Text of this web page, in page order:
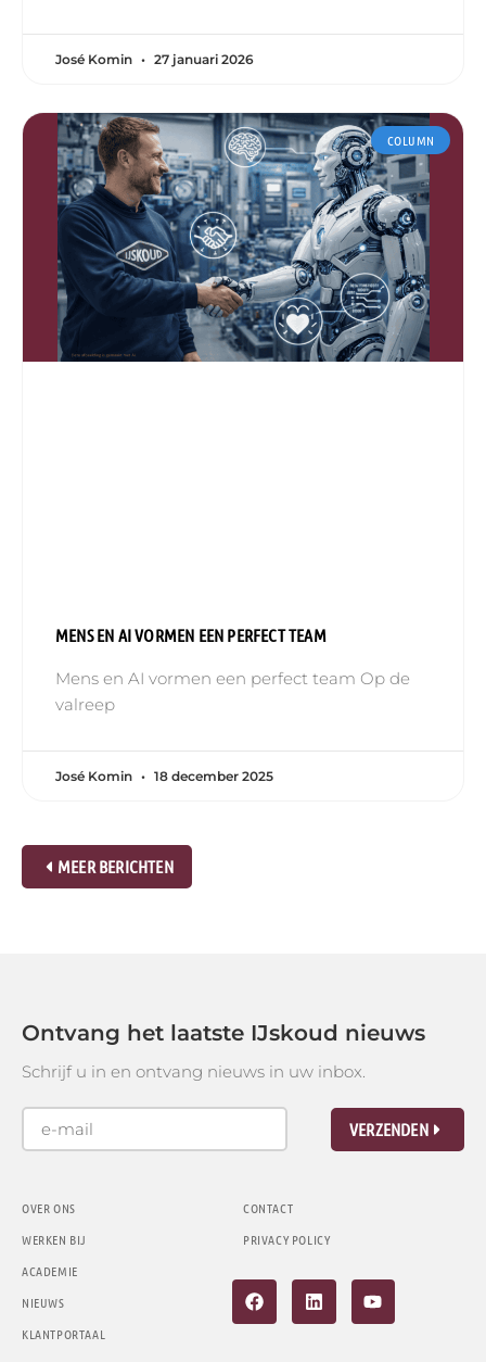
José Komin 27 januari 2026
COLUMN
MENS EN AI VORMEN EEN PERFECT TEAM
Mens en AI vormen een perfect team Op de
valreep
José Komin 18 december 2025
MEER BERICHTEN
Ontvang het laatste IJskoud nieuws
Schrijf u in en ontvang nieuws in uw inbox.
VERZENDEN
OVER ONS
WERKEN BIJ
ACADEMIE
NIEUWS
KLANTPORTAAL
CONTACT
PRIVACY POLICY